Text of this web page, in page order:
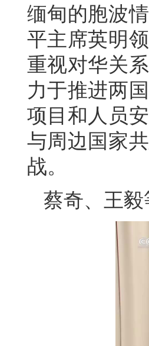
缅甸的胞波
平主席英明
重视对华关
力于推进两
项目和人员
与周边国家
战。
蔡奇、王毅